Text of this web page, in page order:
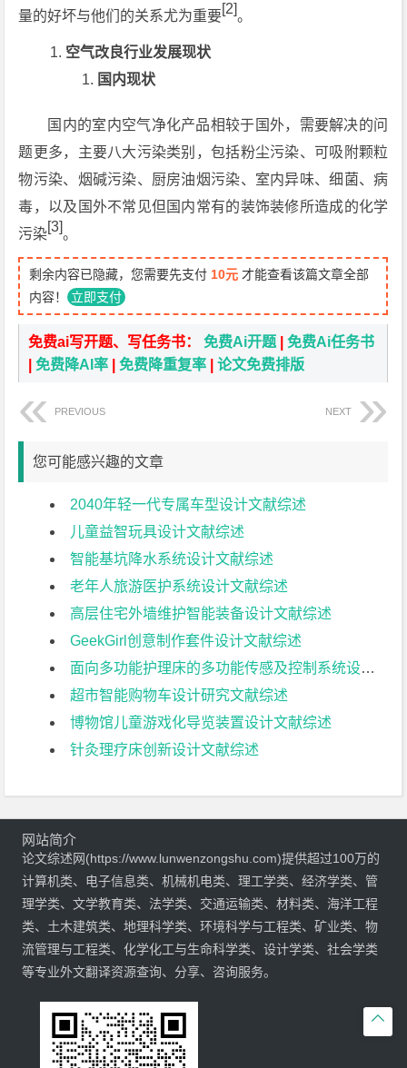
量的好坏与他们的关系尤为重要[2]。
空气改良行业发展现状
国内现状
国内的室内空气净化产品相较于国外，需要解决的问
题更多，主要八大污染类别，包括粉尘污染、可吸附颗粒
物污染、烟碱污染、厨房油烟污染、室内异味、细菌、病
毒，以及国外不常见但国内常有的装饰装修所造成的化学
污染[3]。
剩余内容已隐藏，您需要先支付 10元 才能查看该篇文章全部
内容！ 立即支付
免费ai写开题、写任务书：免费Ai开题 |免费Ai任务书
|免费降AI率 |免费降重复率 |论文免费排版
PREVIOUS NEXT
您可能感兴趣的文章
2040年轻一代专属车型设计文献综述
儿童益智玩具设计文献综述
智能基坑降水系统设计文献综述
老年人旅游医护系统设计文献综述
高层住宅外墙维护智能装备设计文献综述
GeekGirl创意制作套件设计文献综述
面向多功能护理床的多功能传感及控制系统设计文献综述
超市智能购物车设计研究文献综述
博物馆儿童游戏化导览装置设计文献综述
针灸理疗床创新设计文献综述

网站简介
论文综述网(https://www.lunwenzongshu.com)提供超过100万的
计算机类、电子信息类、机械机电类、理工学类、经济学类、管
理学类、文学教育类、法学类、交通运输类、材料类、海洋工程
类、土木建筑类、地理科学类、环境科学与工程类、矿业类、物
流管理与工程类、化学化工与生命科学类、设计学类、社会学类
等专业外文翻译资源查询、分享、咨询服务。